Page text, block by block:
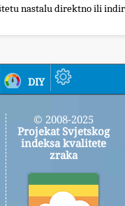
nastalu direktno ili
diy
© 2008-2025
Projekat Svjetskog
indeksa kvalitete
zraka